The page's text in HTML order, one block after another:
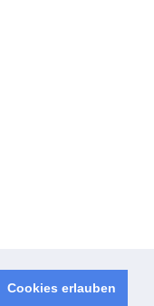
Cookies erlauben